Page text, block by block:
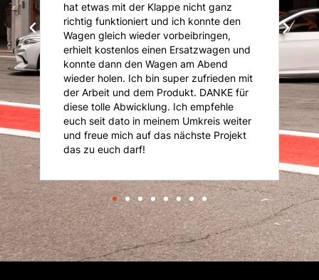
hat etwas mit der Klappe nicht ganz
richtig funktioniert und ich konnte den
Wagen gleich wieder vorbeibringen,
erhielt kostenlos einen Ersatzwagen und
konnte dann den Wagen am Abend
wieder holen. Ich bin super zufrieden mit
der Arbeit und dem Produkt. DANKE für
diese tolle Abwicklung. Ich empfehle
euch seit dato in meinem Umkreis weiter
und freue mich auf das nächste Projekt
das zu euch darf!